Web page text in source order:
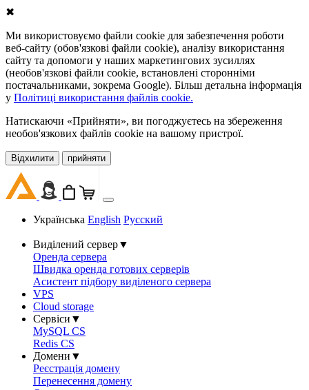
✖
Ми використовуємо файли cookie для забезпечення роботи
веб-сайту (обов'язкові файли cookie), аналізу використання
сайту та допомоги у наших маркетингових зусиллях
(необов'язкові файли cookie, встановлені сторонніми
постачальниками, зокрема Google). Більш детальна інформація
у Політиці використання файлів cookie.
Натискаючи «Прийняти», ви погоджуєтесь на збереження
необов'язкових файлів cookie на вашому пристрої.
Відхилити прийняти
Українська English Русский
Виділений сервер▼
Оренда сервера
Швидка оренда готових серверів
Асистент підбору виділеного сервера
VPS
Cloud storage
Сервіси ▼
MySQL CS
Redis CS
Домени ▼
Реєстрація домену
Перенесення домену